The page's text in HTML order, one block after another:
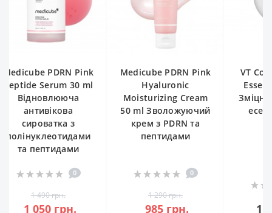
Pink
30 ml
з
0
грн.
Medicube PDRN Pink
Moisturizing Cream
50 ml Зволожуючий
крем з PDRN та
пептидами
0
VT Cosmetics
Essence 100 30
Зміцнююча
есенція з ПДРН
0
1 250 грн.